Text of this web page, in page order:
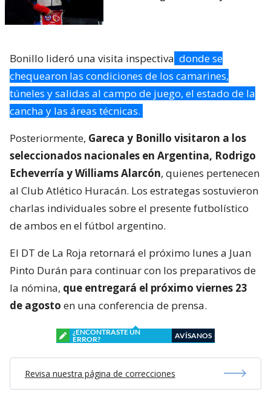
Bonillo lideró una visita inspectiva donde se
chequearon las condiciones de los camarines,
túneles y salidas al campo de juego, el estado de la
cancha y las áreas técnicas.
Posteriormente, Gareca y Bonillo visitaron a los
seleccionados nacionales en Argentina, Rodrigo
Echeverría y Williams Alarcón, quienes pertenecen
al Club Atlético Huracán. Los estrategas sostuvieron
charlas individuales sobre el presente futbolístico
de ambos en el fútbol argentino.
El DT de La Roja retornará el próximo lunes a Juan
Pinto Durán para continuar con los preparativos de
la nómina, que entregará el próximo viernes 23
de agosto en una conferencia de prensa.
¿ENCONTRASTE UN
ERROR?
AVÍSANOS
Revisa nuestra página de correcciones